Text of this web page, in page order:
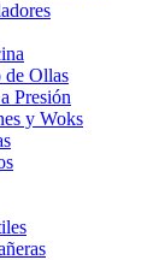
de Ollas
Presión
y Woks